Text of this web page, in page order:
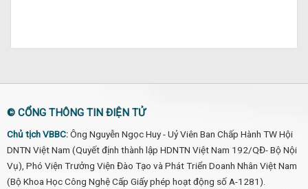
© CỔNG THÔNG TIN ĐIỆN TỬ
Chủ tịch VBBC:Ông Nguyễn Ngọc Huy - Uỷ Viên Ban Chấp Hành TW Hội
DNTN Việt Nam (Quyết định thành lập HDNTN Việt Nam 192/QĐ- Bộ Nội
Vụ), Phó Viện Trưởng Viện Đào Tạo và Phát Triển Doanh Nhân Việt Nam
(Bộ Khoa Học Công Nghệ Cấp Giấy phép hoạt động số A-1281).